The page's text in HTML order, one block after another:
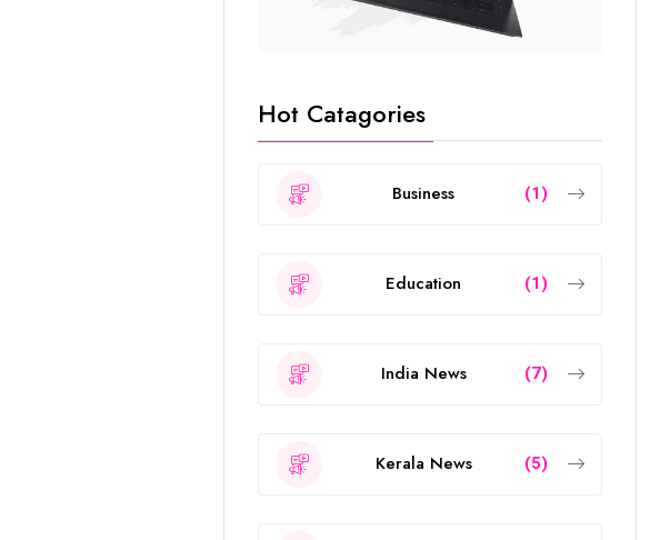
Hot Catagories
Business (1)
Education (1)
India News (7)
Kerala News (5)